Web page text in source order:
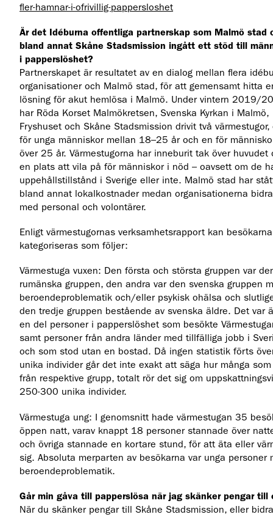
fler-hamnar-i-ofrivillig-pappersloshet
Är det Idéburna offentliga partnerskap som Malmö stad
bland annat Skåne Stadsmission ingått ett stöd till
i papperslöshet?
Partnerskapet är resultatet av en dialog mellan flera
organisationer och Malmö stad, för att gemensamt hitta
lösning för akut hemlösa i Malmö. Under vintern 2019/
har Röda Korset Malmökretsen, Svenska Kyrkan i Malmö,
Fryshuset och Skåne Stadsmission drivit två värmestugor,
för unga människor mellan 18–25 år och en för
över 25 år. Värmestugorna har inneburit tak över huvudet
en plats att vila på för människor i nöd – oavsett om de
uppehållstillstånd i Sverige eller inte. Malmö stad har
bland annat lokalkostnader medan organisationerna
med personal och volontärer.
Enligt värmestugornas verksamhetsrapport kan besökarna
kategoriseras som följer:
Värmestuga vuxen: Den första och största gruppen var
rumänska gruppen, den andra var den svenska gruppen
beroendeproblematik och/eller psykisk ohälsa och
den tredje gruppen bestående av svenska äldre. Det var
en del personer i papperslöshet som besökte
samt personer från andra länder med tillfälliga jobb i
och som stod utan en bostad. Då ingen statistik förts
unika individer går det inte exakt att säga hur många som
från respektive grupp, totalt rör det sig om
250-300 unika individer.
Värmestuga ung: I genomsnitt hade värmestugan 35
öppen natt, varav knappt 18 personer stannade över
och övriga stannade en kortare stund, för att äta eller
sig. Absoluta merparten av besökarna var unga personer
beroendeproblematik.
Går min gåva till papperslösa när jag skänker pengar till
När du skänker pengar till Skåne Stadsmission, eller